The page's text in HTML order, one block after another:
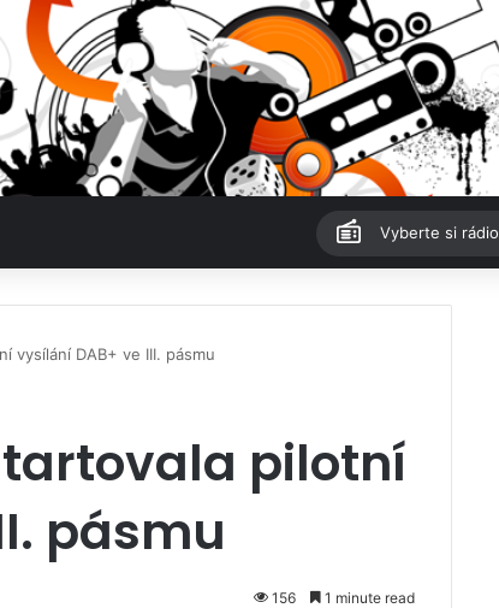
Vyberte si rádio
vysílání DAB+ ve III. pásmu
pilotní
pásmu
156 1 minute read